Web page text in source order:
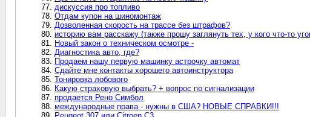
дискуссия про топливо
Отдам купон на шиномонтаж
Дозволенная скорость на трассе без штрафов?
историю вам расскажу (также прошу заглянуть тех, у кого что-то
Новый закон о техническом осмотре -
Диагностика авто, где?
Продаем нашу первую машинку астрочку автомат
Сдайте мне контакты хорошего автоинструктора
Тонировка лобового
Какую страховую выбрать? + вопрос по сигнализации
продается Рено Симбол
международные права - нужны в США? НОВЫЕ СПРАВКИ!!!